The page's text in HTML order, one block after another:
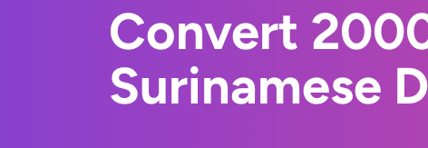
Convert
Surinamese